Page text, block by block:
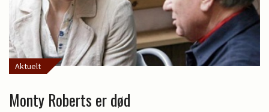
Aktuelt
Monty Roberts er død